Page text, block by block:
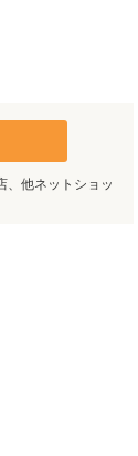
、他ネットショッ